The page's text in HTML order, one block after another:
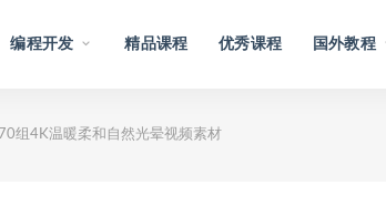
编程开发 精品课程 优秀课程 国外教程
70组4K温暖柔和自然光晕视频素材